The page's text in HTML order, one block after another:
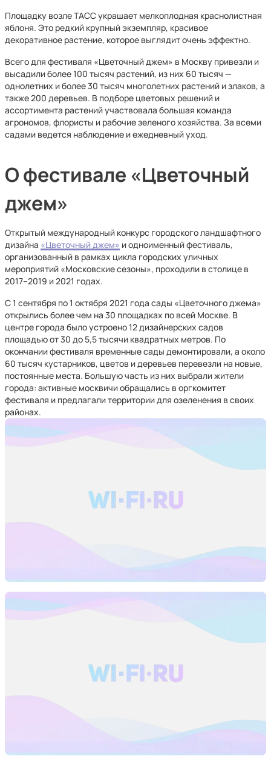
Площадку возле ТАСС украшает мелкоплодная краснолистная
яблоня. Это редкий крупный экземпляр, красивое
декоративное растение, которое выглядит очень эффектно.
Всего для фестиваля «Цветочный джем» в Москву привезли и
высадили более 100 тысяч растений, из них 60 тысяч —
однолетних и более 30 тысяч многолетних растений и злаков, а
также 200 деревьев. В подборе цветовых решений и
ассортимента растений участвовала большая команда
агрономов, флористы и рабочие зеленого хозяйства. За всеми
садами ведется наблюдение и ежедневный уход.
О фестивале «Цветочный
джем»
Открытый международный конкурс городского ландшафтного
дизайна «Цветочный джем» и одноименный фестиваль,
организованный в рамках цикла городских уличных
мероприятий «Московские сезоны», проходили в столице в
2017–2019 и 2021 годах.
С 1 сентября по 1 октября 2021 года сады «Цветочного джема»
открылись более чем на 30 площадках по всей Москве. В
центре города было устроено 12 дизайнерских садов
площадью от 30 до 5,5 тысячи квадратных метров. По
окончании фестиваля временные сады демонтировали, а около
60 тысяч кустарников, цветов и деревьев перевезли на новые,
постоянные места. Большую часть из них выбрали жители
города: активные москвичи обращались в оргкомитет
фестиваля и предлагали территории для озеленения в своих
районах.